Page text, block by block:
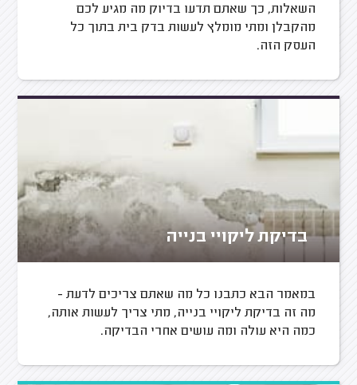
השאלות, כך שאתם תדעו בדיוק מה מגיע לכם
מהקבלן ומתי מומלץ לעשות בדק בית בתוך כל
העסק הזה.
בדיקת ליקויי בנייה
במאמר הבא כתבנו כל מה שאתם צריכים לדעת -
מה זה בדיקת ליקויי בנייה, מתי צריך לעשות אותה,
כמה היא עולה ומה עושים אחרי הבדיקה.